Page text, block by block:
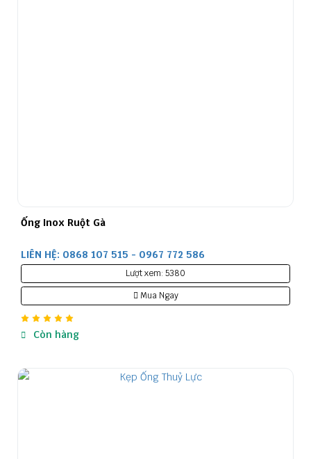
Ống Inox Ruột Gà
LIÊN HỆ: 0868 107 515 - 0967 772 586
Lượt xem: 5380
Mua Ngay
Còn hàng